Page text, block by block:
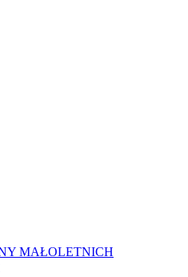
MAŁOLETNICH